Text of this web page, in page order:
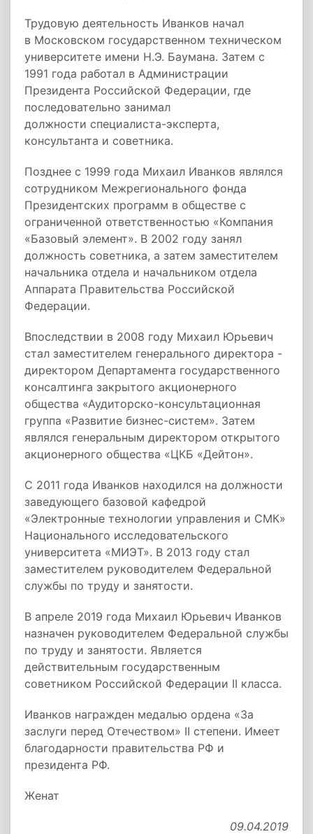
Трудовую деятельность Иванков начал
в Московском государственном техническом
университете имени Н.Э. Баумана. Затем с
1991 года работал в Администрации
Президента Российской Федерации, где
последовательно занимал
должности специалиста-эксперта,
консультанта и советника.
Позднее с 1999 года Михаил Иванков являлся
сотрудником Межрегионального фонда
Президентских программ в обществе с
ограниченной ответственностью «Компания
«Базовый элемент». В 2002 году занял
должность советника, а затем заместителем
начальника отдела и начальником отдела
Аппарата Правительства Российской
Федерации.
Впоследствии в 2008 году Михаил Юрьевич
стал заместителем генерального директора -
директором Департамента государственного
консалтинга закрытого акционерного
общества «Аудиторско-консультационная
группа «Развитие бизнес-систем». Затем
являлся генеральным директором открытого
акционерного общества «ЦКБ «Дейтон».
С 2011 года Иванков находился на должности
заведующего базовой кафедрой
«Электронные технологии управления и СМК»
Национального исследовательского
университета «МИЭТ». В 2013 году стал
заместителем руководителем Федеральной
службы по труду и занятости.
В апреле 2019 года Михаил Юрьевич Иванков
назначен руководителем Федеральной службы
по труду и занятости. Является
действительным государственным
советником Российской Федерации II класса.
Иванков награжден медалью ордена «За
заслуги перед Отечеством» II степени. Имеет
благодарности правительства РФ и
президента РФ.
Женат
09.04.2019